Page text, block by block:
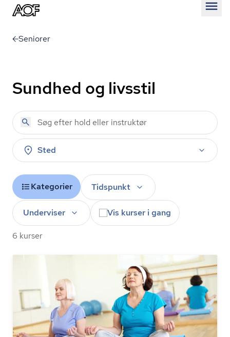
Seniorer
Sundhed og livsstil
Sted
Kategorier Tidspunkt
Underviser Vis kurser i gang
6 kurser